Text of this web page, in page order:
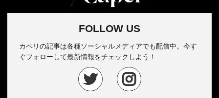
FOLLOW US
カペリの記事は各種ソーシャルメディアでも配信中。今す
ぐフォローして最新情報をチェックしよう！